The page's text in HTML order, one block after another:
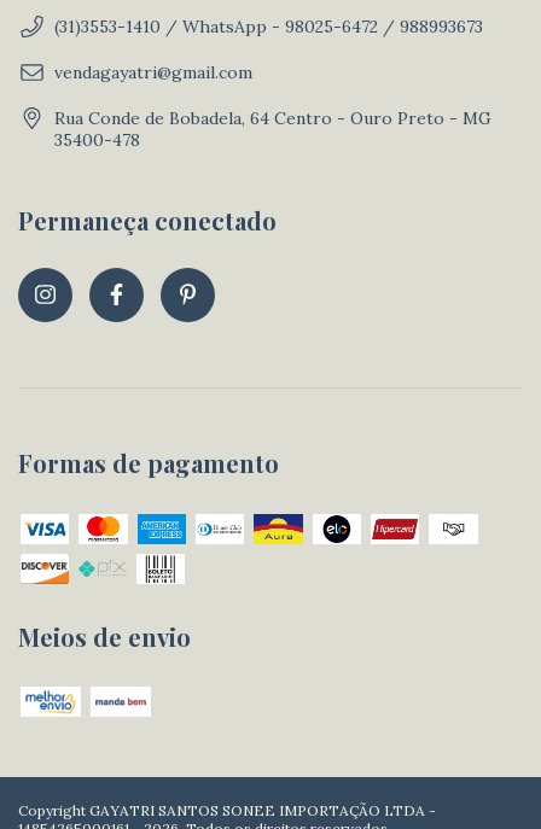
(31)3553-1410 / WhatsApp - 98025-6472 / 988993673
vendagayatri@gmail.com
Rua Conde de Bobadela, 64 Centro - Ouro Preto - MG
35400-478
Permaneça conectado
Formas de pagamento
Meios de envio
Copyright GAYATRI SANTOS SONEE IMPORTAÇÃO LTDA -